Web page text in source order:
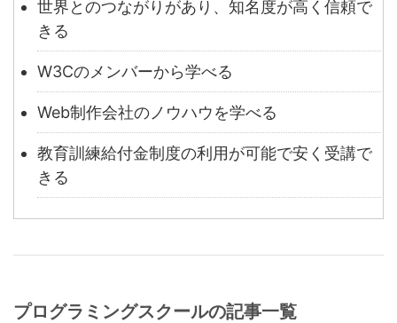
世界とのつながりがあり、知名度が高く信頼で
きる
W3Cのメンバーから学べる
Web制作会社のノウハウを学べる
教育訓練給付金制度の利用が可能で安く受講で
きる
プログラミングスクールの記事一覧